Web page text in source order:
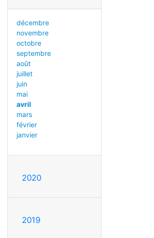
décembre
novembre
octobre
septembre
août
juillet
juin
mai
avril
mars
février
janvier
2020
2019